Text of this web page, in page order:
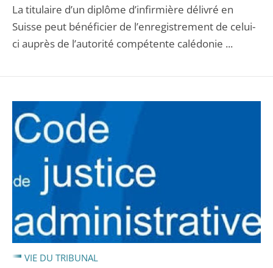
La titulaire d’un diplôme d’infirmière délivré en
Suisse peut bénéficier de l’enregistrement de celui-
ci auprès de l’autorité compétente calédonie ...
VIE DU TRIBUNAL